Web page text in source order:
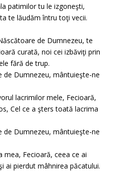
patimilor tu le izgoneşti,
te lăudăm întru toţi vecii.
de Dumnezeu, te
curată, noi cei izbăviţi prin
fără de trup.
de Dumnezeu, mântuieşte-ne
lacrimilor mele, Fecioară,
Cel ce a şters toată lacrima
de Dumnezeu, mântuieşte-ne
mea, Fecioară, ceea ce ai
ai pierdut mâhnirea păcatului.